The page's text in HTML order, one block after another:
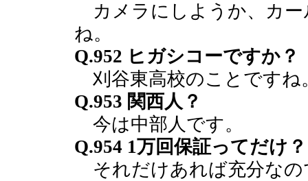
カメラにしようか、カー
ね。
Q.952 ヒガシコーですか？
刈谷東高校のことですね
Q.953 関西人？
今は中部人です。
Q.954 1万回保証ってだけ？
それだけあれば充分なの